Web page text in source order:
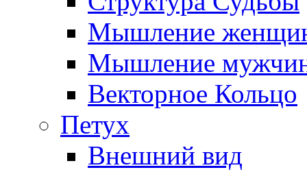
Мышление
Мышление
Векторное Кольцо
Петух
Внешний вид